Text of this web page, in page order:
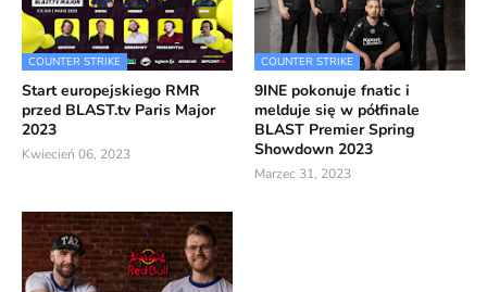
COUNTER STRIKE
Start europejskiego RMR
przed BLAST.tv Paris Major
2023
Kwiecień 06, 2023
COUNTER STRIKE
9INE pokonuje fnatic i
melduje się w półfinale
BLAST Premier Spring
Showdown 2023
Marzec 31, 2023